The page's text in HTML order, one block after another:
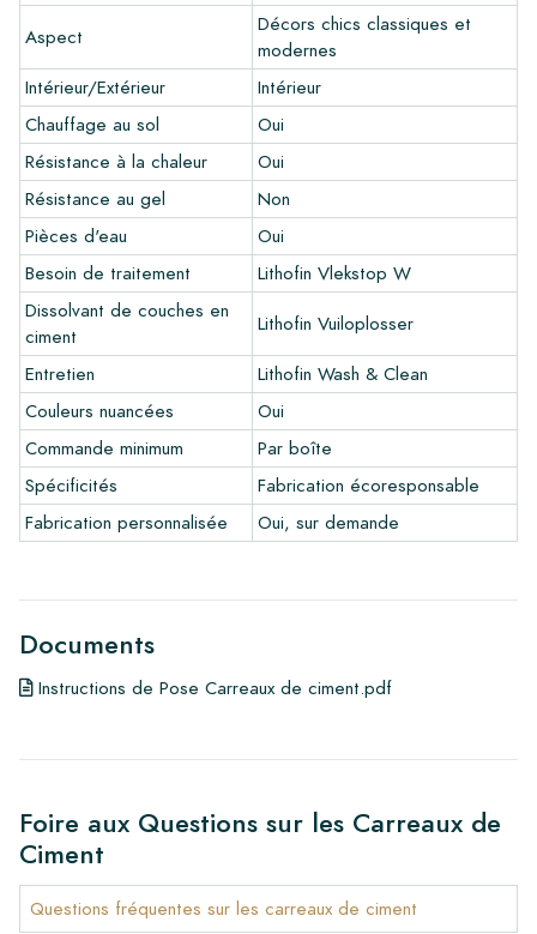
Vous souhaitez créer un carreau qui s'harmonise parfaitement
avec les autres couleurs de votre intérieur? Visitez notre
programme de conception via ce lien et laissez libre cours à
votre créativité.
Garantie
La période de garantie est toujours d'un an après la livraison.
La garantie couvre uniquement les défauts de fabrication et
en cas d'utilisation de nos produits de pose et d'entretien
Lithofin. Aucune réclamation ne peut être faite pour les
carreaux déjà installés.
Liens
•Programme de dessin pour créer votre propre carreau
•En savoir plus sur nos carrelages
•Consultez nos brochures
•Produits d'entretien
Aspect
Décors chics classiques et
modernes
Intérieur/Extérieur
Intérieur
Chauffage au sol
Oui
Résistance à la chaleur
Oui
Résistance au gel
Non
Pièces d'eau
Oui
Besoin de traitement
Lithofin Vlekstop W
Dissolvant de couches en
ciment
Lithofin Vuiloplosser
Entretien
Lithofin Wash & Clean
Couleurs nuancées
Oui
Commande minimum
Par boîte
Spécificités
Fabrication écoresponsable
Fabrication personnalisée
Oui, sur demande
Documents
Instructions de Pose Carreaux de ciment.pdf
Foire aux Questions sur les Carreaux de
Ciment
Questions fréquentes sur les carreaux de ciment